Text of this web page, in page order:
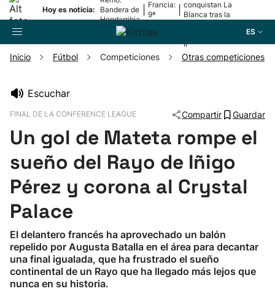
Hoy es noticia:
Bandera de
Hondarribia
Francia:
9ª
conquistan La
Blanca tras la
II
ES
Pelota
Remo
Ciclismo
Inicio Fútbol Competiciones Otras competiciones
Escuchar
FINAL DE LA CONFERENCE LEAGUE Compartir Guardar
Un gol de Mateta rompe el
sueño del Rayo de Iñigo
Pérez y corona al Crystal
Palace
El delantero francés ha aprovechado un balón
repelido por Augusta Batalla en el área para decantar
una final igualada, que ha frustrado el sueño
continental de un Rayo que ha llegado más lejos que
nunca en su historia.